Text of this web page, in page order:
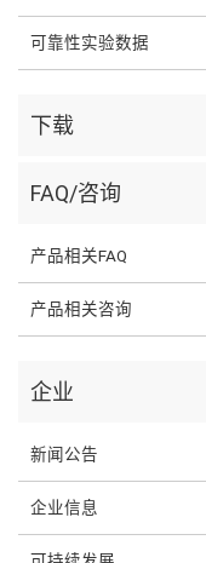
可靠性实验数据
下载
FAQ/咨询
产品相关FAQ
产品相关咨询
企业
新闻公告
企业信息